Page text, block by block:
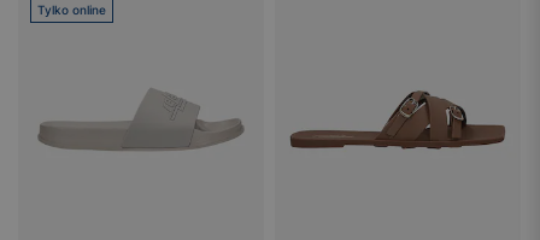
Tylko online